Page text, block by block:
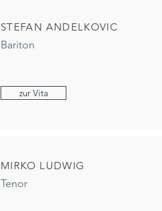
STEFAN ANDELKOVIC
Bariton
zur Vita
MIRKO LUDWIG
Tenor